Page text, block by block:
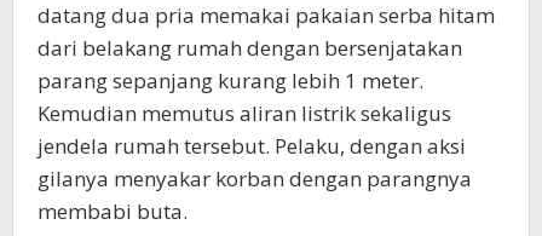
datang dua pria memakai pakaian serba hitam
dari belakang rumah dengan bersenjatakan
parang sepanjang kurang lebih 1 meter.
Kemudian memutus aliran listrik sekaligus
jendela rumah tersebut. Pelaku, dengan aksi
gilanya menyakar korban dengan parangnya
membabi buta.